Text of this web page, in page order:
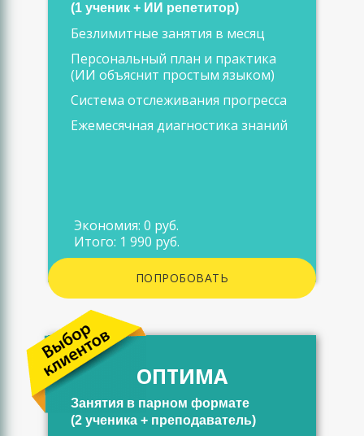
(1 ученик + ИИ репетитор)
Безлимитные занятия в месяц
Персональный план и практика
(ИИ объяснит простым языком)
Система отслеживания прогресса
Ежемесячная диагностика знаний
Экономия: 0 руб.
Итого: 1 990 руб.
ПОПРОБОВАТЬ
ОПТИМА
Занятия в парном формате
(2 ученика + преподаватель)